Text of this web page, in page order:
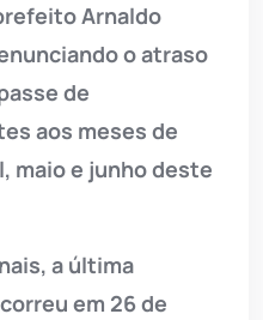
Arnaldo
o atraso
de
aos meses de
maio e junho deste
a última
em 26 de